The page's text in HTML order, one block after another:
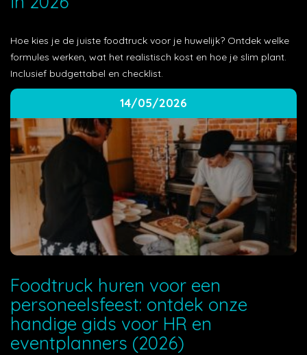
Hoe kies je de juiste foodtruck voor je huwelijk? Ontdek welke
formules werken, wat het realistisch kost en hoe je slim plant.
Inclusief budgettabel en checklist.
14/05/2026
Foodtruck huren voor een
personeelsfeest: ontdek onze
handige gids voor HR en
eventplanners (2026)